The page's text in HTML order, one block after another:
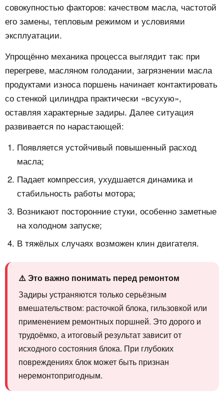
совокупностью факторов: качеством масла, частотой
его замены, тепловым режимом и условиями
эксплуатации.
Упрощённо механика процесса выглядит так: при
перегреве, масляном голодании, загрязнении масла
продуктами износа поршень начинает контактировать
со стенкой цилиндра практически «всухую»,
оставляя характерные задиры. Далее ситуация
развивается по нарастающей:
Появляется устойчивый повышенный расход
масла;
Падает компрессия, ухудшается динамика и
стабильность работы мотора;
Возникают посторонние стуки, особенно заметные
на холодном запуске;
В тяжёлых случаях возможен клин двигателя.
⚠️ Это важно понимать перед ремонтом
Задиры устраняются только серьёзным
вмешательством: расточкой блока, гильзовкой или
применением ремонтных поршней. Это дорого и
трудоёмко, а итоговый результат зависит от
исходного состояния блока. При глубоких
повреждениях блок может быть признан
неремонтопригодным.